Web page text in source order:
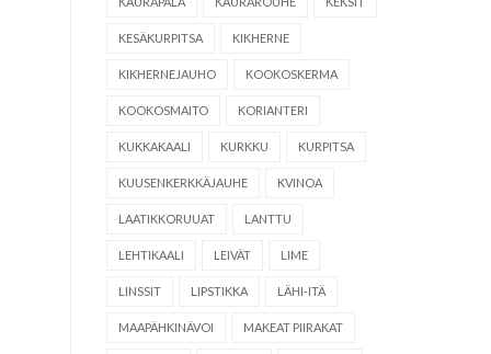
KESÄKURPITSA KIKHERNE
KIKHERNEJAUHO KOOKOSKERMA
KOOKOSMAITO KORIANTERI
KUKKAKAALI KURKKU KURPITSA
KUUSENKERKKÄJAUHE KVINOA
LAATIKKORUUAT LANTTU
LEHTIKAALI LEIVÄT LIME
LINSSIT LIPSTIKKA LÄHI-ITÄ
MAAPÄHKINÄVOI MAKEAT PIIRAKAT